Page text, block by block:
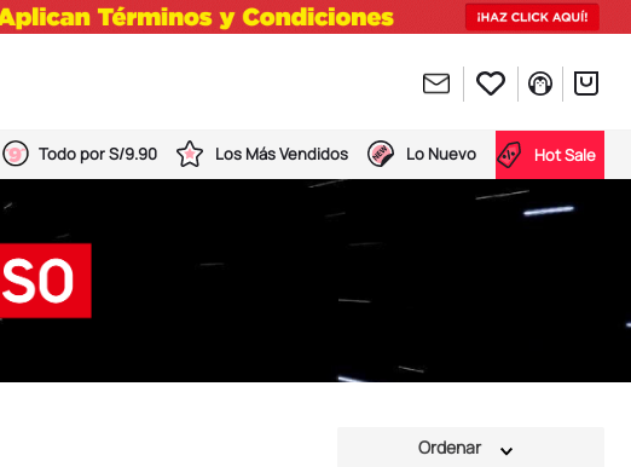
Todo por S/9.90 Los Más Vendidos Lo Nuevo Hot Sale